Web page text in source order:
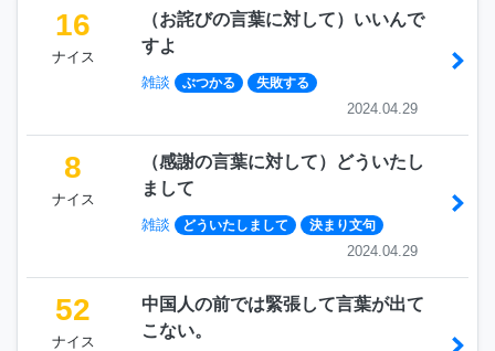
16
ナイス
（お詫びの言葉に対して）いいんで
すよ
雑談 ぶつかる 失敗する
2024.04.29
8
ナイス
（感謝の言葉に対して）どういたし
まして
雑談 どういたしまして 決まり文句
2024.04.29
52
ナイス
中国人の前では緊張して言葉が出て
こない。